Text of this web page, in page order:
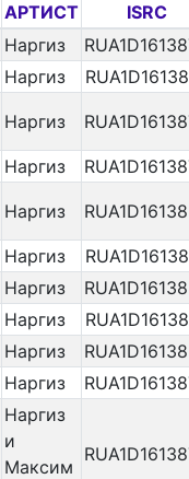
АРТИСТ
ISRC
Наргиз
Наргиз
Наргиз
Наргиз
Наргиз
Наргиз
Наргиз
Наргиз
Наргиз
Наргиз
Наргиз
и
Максим